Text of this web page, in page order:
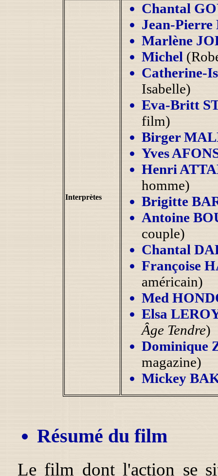
Interprètes
Chantal
Jean-
Marlène
Michel
Catherine-
Isabelle)
Eva-Britt
film)
Birger
Yves
Henri
homme)
Brigitte
Antoine
couple)
Chantal
Françoise
américain)
Med
Elsa
Âge Tendre)
Dominique
magazine)
Mickey
Résumé du film
Le film dont l'action se